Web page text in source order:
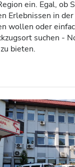
Hepatitis C
WiFi
ein. Egal, ob
Erlebnissen in
wollen oder
suchen -
bieten.